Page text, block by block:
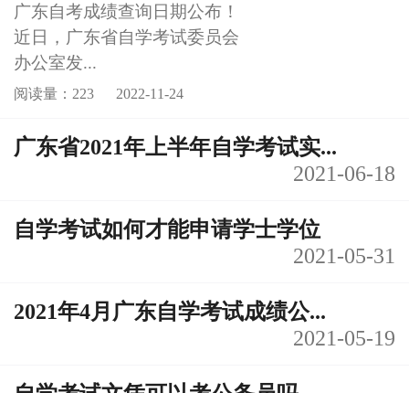
广东自考成绩查询日期公布！
近日，广东省自学考试委员会
办公室发...
阅读量：223 2022-11-24
广东省2021年上半年自学考试实...
2021-06-18
自学考试如何才能申请学士学位
2021-05-31
2021年4月广东自学考试成绩公...
2021-05-19